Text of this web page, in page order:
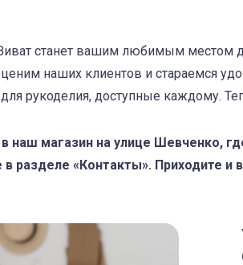
станет вашим любимым местом
наших клиентов и стараемся
рукоделия, доступные каждому.
наш магазин на улице Шевченко,
разделе «Контакты». Приходите